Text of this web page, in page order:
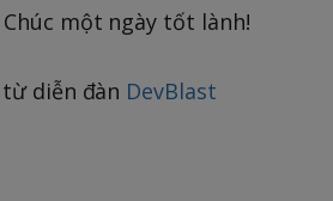
một ngày tốt lành!
diễn đàn DevBlast